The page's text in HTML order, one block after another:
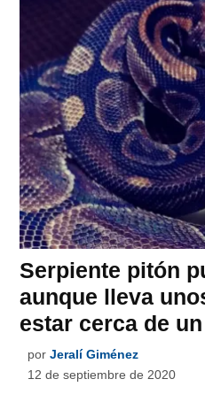
Serpiente pitón
aunque lleva
estar cerca de
por Jeralí Giménez
12 de septiembre de 2020